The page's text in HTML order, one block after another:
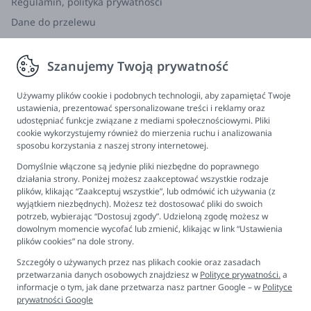
Dane do przelewu
Zwroty, wymiana, reklamacja
Informacje
Program lojalnościowy
FAQ - najczęściej zadawane pytania
Newsletter
Ustawienia plików cookies
Biuro obsługi klienta
Pon. - Pt. 9:00 - 16:00
Szanujemy Twoją prywatność
Używamy plików cookie i podobnych technologii, aby zapamiętać Twoje
ustawienia, prezentować spersonalizowane treści i reklamy oraz
udostępniać funkcje związane z mediami społecznościowymi. Pliki
cookie wykorzystujemy również do mierzenia ruchu i analizowania
sposobu korzystania z naszej strony internetowej.
Domyślnie włączone są jedynie pliki niezbędne do poprawnego
działania strony. Poniżej możesz zaakceptować wszystkie rodzaje
plików, klikając “Zaakceptuj wszystkie”, lub odmówić ich używania (z
wyjątkiem niezbędnych). Możesz też dostosować pliki do swoich
potrzeb, wybierając “Dostosuj zgody”. Udzieloną zgodę możesz w
dowolnym momencie wycofać lub zmienić, klikając w link “Ustawienia
plików cookies” na dole strony.
Szczegóły o używanych przez nas plikach cookie oraz zasadach
przetwarzania danych osobowych znajdziesz w Polityce prywatności.a
informacje o tym, jak dane przetwarza nasz partner Google – w Polityce
prywatności Google